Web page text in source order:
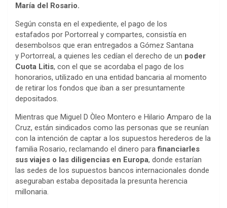
María del Rosario.
Según consta en el expediente, el pago de los
estafados por Portorreal y compartes, consistía en
desembolsos que eran entregados a Gómez Santana
y Portorreal, a quienes les cedían el derecho de un poder
Cuota Litis, con el que se acordaba el pago de los
honorarios, utilizado en una entidad bancaria al momento
de retirar los fondos que iban a ser presuntamente
depositados.
Mientras que Miguel D Òleo Montero e Hilario Amparo de la
Cruz, están sindicados como las personas que se reunían
con la intención de captar a los supuestos herederos de la
familia Rosario, reclamando el dinero parafinanciarles
sus viajes o las diligencias en Europa, donde estarían
las sedes de los supuestos bancos internacionales donde
aseguraban estaba depositada la presunta herencia
millonaria.